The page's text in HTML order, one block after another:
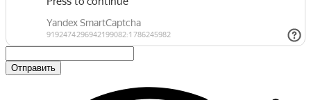
Отправить